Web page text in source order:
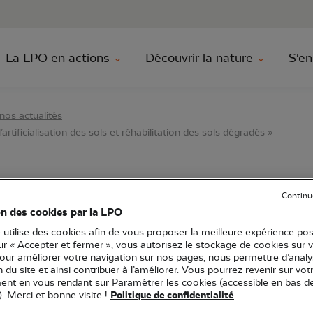
Aller à la
La LPO en actions Découvrir la nature
actualités
des sols et réhabilitation des sols dégradés »
« Sols vivants :
des sols et
»
des cookies par la LPO
des cookies afin de vous proposer la meilleure expérience
« Accepter et fermer », vous autorisez le stockage de cookies sur
améliorer votre navigation sur nos pages, nous permettre
du site et ainsi contribuer à l’améliorer. Vous pourrez revenir sur
en vous rendant sur Paramétrer les cookies (accessible en bas
Merci et bonne visite ! Politique de confidentialité